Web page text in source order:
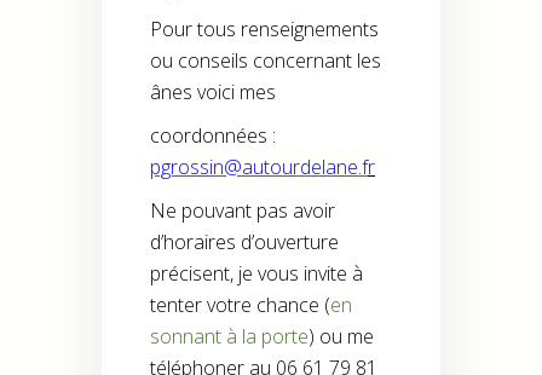
Pour tous renseignements
ou conseils concernant les
ânes voici mes
coordonnées :
pgrossin@autourdelane.fr
Ne pouvant pas avoir
d’horaires d’ouverture
précisent, je vous invite à
tenter votre chance (en
sonnant à la porte) ou me
téléphoner au 06 61 79 81